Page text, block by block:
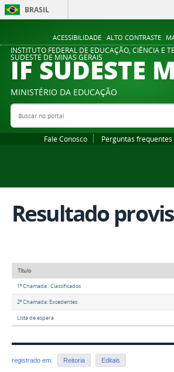
ACESSIBILIDADE ALTO CONTRASTE
BRASIL
INSTITUTO FEDERAL DE EDUCAÇÃO, CIÊNCIA E
SUDESTE DE MINAS GERAIS
IF SUDESTE
MINISTÉRIO DA EDUCAÇÃO
Buscar no portal
Fale Conosco Perguntas frequentes
Resultado
Título
1ª Chamada : Classificados
2ª Chamada: Excedentes
Lista de espera
registrado em: Reitoria Editais